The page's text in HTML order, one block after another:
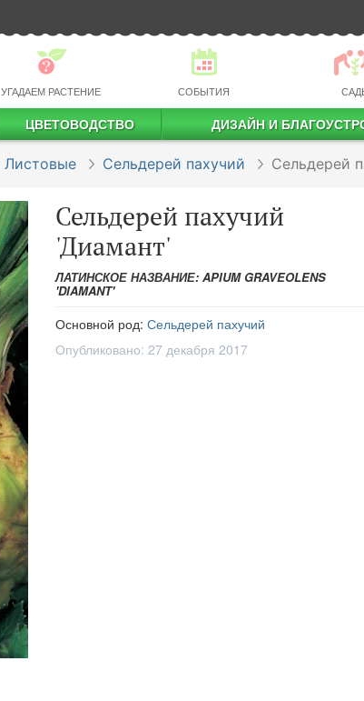
УГАДАЕМ РАСТЕНИЕ СОБЫТИЯ
ЦВЕТОВОДСТВО ДИЗАЙН И
Листовые Сельдерей пахучий Сельдерей
Сельдерей пахучий
'Диамант'
ЛАТИНСКОЕ НАЗВАНИЕ: APIUM GRAVEOLENS
'DIAMANT'
Основной род: Сельдерей пахучий
Опубликовано: 27 декабря 2017